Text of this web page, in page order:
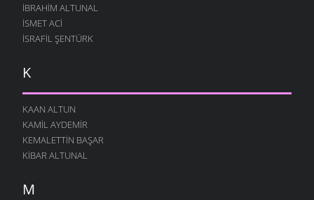
İBRAHIM ALTUNAL
İSMET ACI
İSRAFIL ŞENTÜRK
K
KAAN ALTUN
KAMIL AYDEMIR
KEMALETTIN BAŞAR
KIBAR ALTUNAL
M